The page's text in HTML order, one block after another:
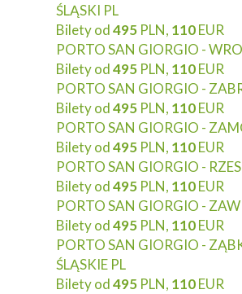
ŚLĄSKI PL
Bilety od495 PLN, 110EUR
PORTO SAN GIORGIO -
Bilety od495 PLN, 110EUR
PORTO SAN GIORGIO -
Bilety od495 PLN, 110EUR
PORTO SAN GIORGIO -
Bilety od495 PLN, 110EUR
PORTO SAN GIORGIO -
Bilety od495 PLN, 110EUR
PORTO SAN GIORGIO -
Bilety od495 PLN, 110EUR
PORTO SAN GIORGIO -
ŚLĄSKIE PL
Bilety od495 PLN, 110EUR